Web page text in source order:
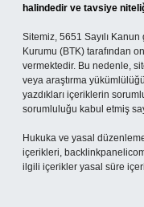
halindedir ve tavsiye
Sitemiz, 5651 Sayılı
Kurumu (BTK) tarafından
vermektedir. Bu nedenle,
veya araştırma
yazdıkları içeriklerin
sorumluluğu kabul etmiş
Hukuka ve yasal
içerikleri,
ilgili içerikler yasal süre